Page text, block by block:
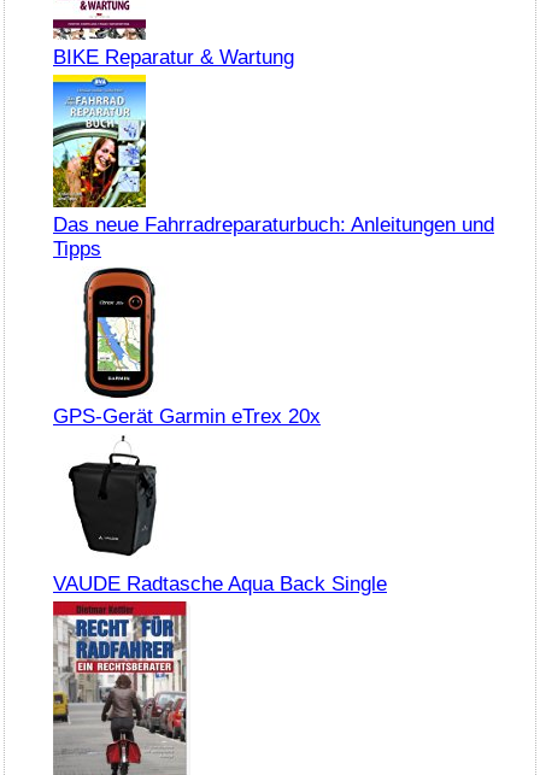
BIKE Reparatur & Wartung
Das neue Fahrradreparaturbuch: Anleitungen und
Tipps
GPS-Gerät Garmin eTrex 20x
VAUDE Radtasche Aqua Back Single